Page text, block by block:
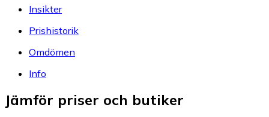
Insikter
Prishistorik
Omdömen
Info
Jämför priser och butiker